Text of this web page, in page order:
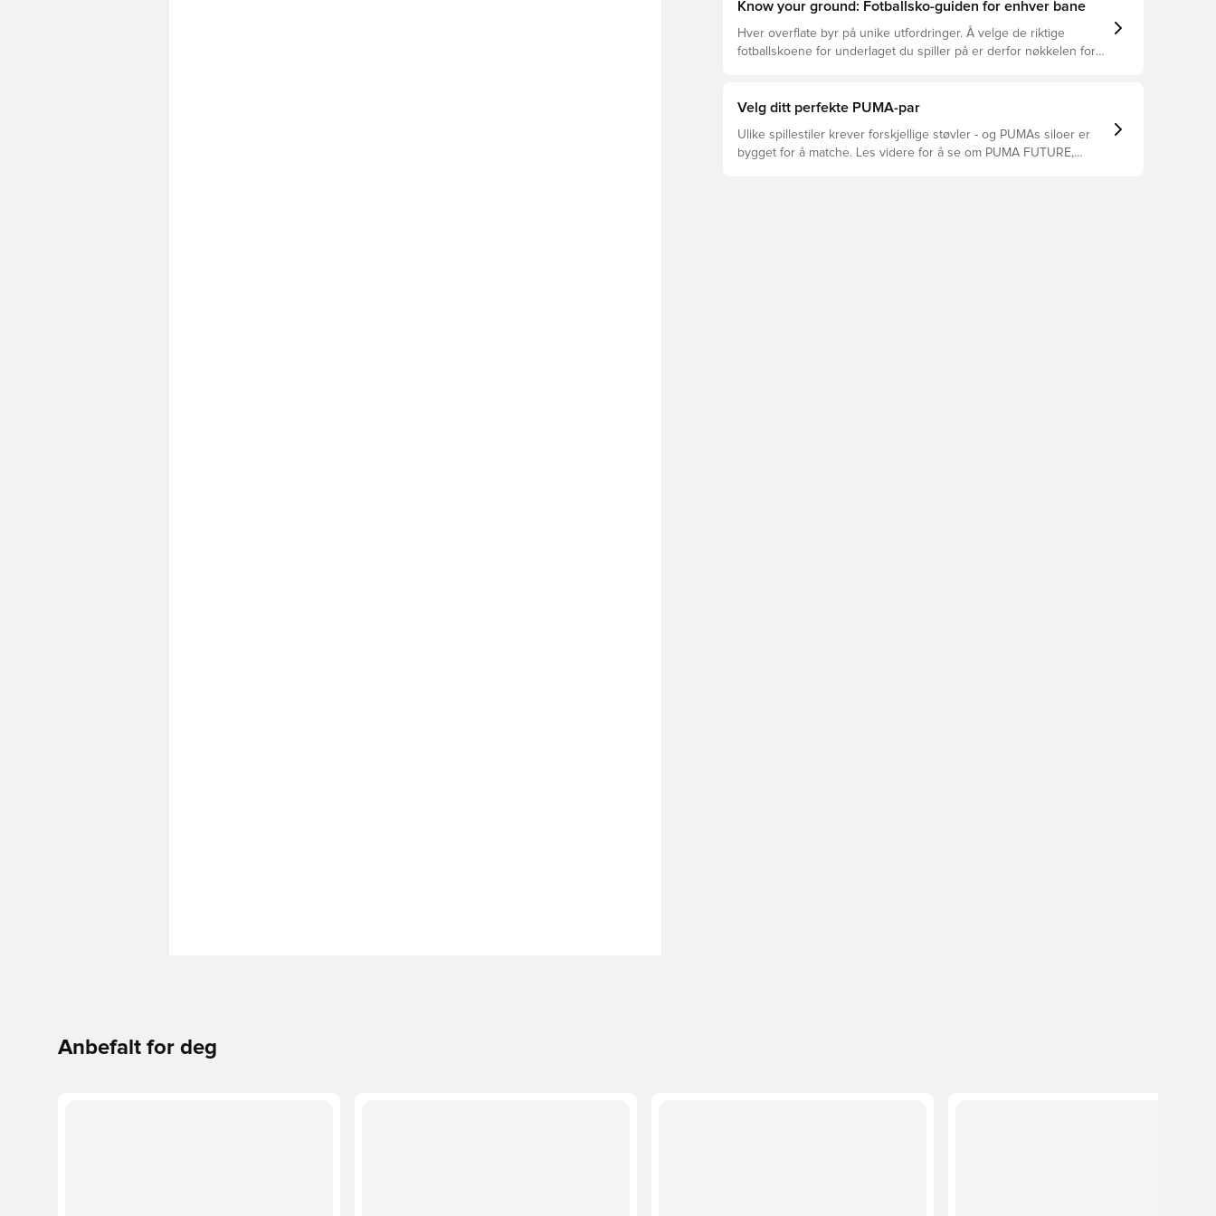
Know your ground: Fotballsko-guiden for enhver bane
Hver overflate byr på unike utfordringer. Å velge de riktige
fotballskoene for underlaget du spiller på er derfor nøkkelen for
beste valget for de forskjellige overflatene.
Velg ditt perfekte PUMA-par
Ulike spillestiler krever forskjellige støvler - og PUMAs siloer er
bygget for å matche. Les videre for å se om PUMA FUTURE,
Anbefalt for deg